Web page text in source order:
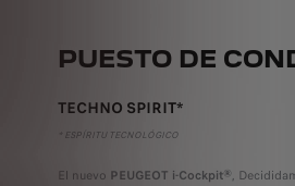
PUESTO DE
TECHNO SPIRIT*
* ESPÍRITU TECNOLÓGICO
El nuevo PEUGEOT i-Cockpit®,